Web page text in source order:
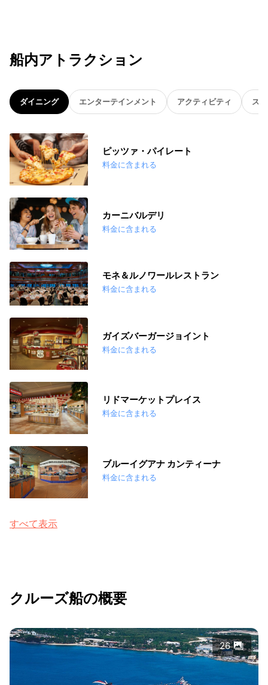
船内アトラクション
ダイニング エンターテインメント アクティビティ ス
ピッツァ・パイレート
料金に含まれる
カーニバルデリ
料金に含まれる
モネ＆ルノワールレストラン
料金に含まれる
ガイズバーガージョイント
料金に含まれる
リドマーケットプレイス
料金に含まれる
ブルーイグアナ カンティーナ
料金に含まれる
すべて表示
クルーズ船の概要
26